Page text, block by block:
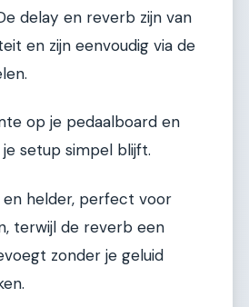
delay en reverb zijn van
en zijn eenvoudig via de
op je pedaalboard en
setup simpel blijft.
en helder, perfect voor
terwijl de reverb een
zonder je geluid